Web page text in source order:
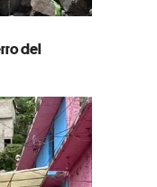
del